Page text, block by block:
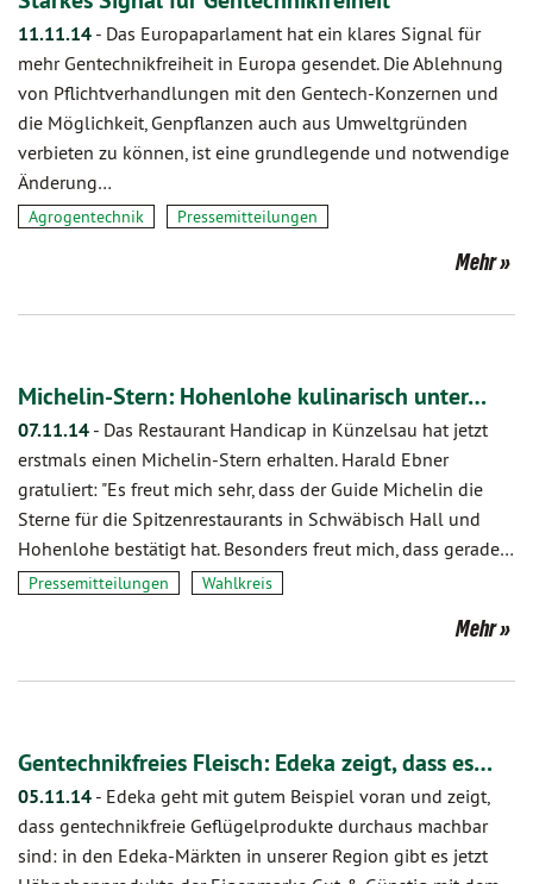
11.11.14 - Das Europaparlament hat ein klares Signal für
mehr Gentechnikfreiheit in Europa gesendet. Die Ablehnung
von Pflichtverhandlungen mit den Gentech-Konzernen und
die Möglichkeit, Genpflanzen auch aus Umweltgründen
verbieten zu können, ist eine grundlegende und notwendige
Änderung…
Agrogentechnik Pressemitteilungen
Mehr
Michelin-Stern: Hohenlohe kulinarisch unter…
07.11.14 - Das Restaurant Handicap in Künzelsau hat jetzt
erstmals einen Michelin-Stern erhalten. Harald Ebner
gratuliert: "Es freut mich sehr, dass der Guide Michelin die
Sterne für die Spitzenrestaurants in Schwäbisch Hall und
Hohenlohe bestätigt hat. Besonders freut mich, dass gerade…
Pressemitteilungen Wahlkreis
Mehr
Gentechnikfreies Fleisch: Edeka zeigt, dass es…
05.11.14 - Edeka geht mit gutem Beispiel voran und zeigt,
dass gentechnikfreie Geflügelprodukte durchaus machbar
sind: in den Edeka-Märkten in unserer Region gibt es jetzt